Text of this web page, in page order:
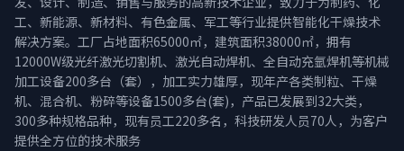
工、新能源、新材料、有色金属、军工等行业提供智能化干燥技术
解决方案。工厂占地面积65000㎡，建筑面积38000㎡，拥有
12000W级光纤激光切割机、激光自动焊机、全自动充氩焊机等机械
加工设备200多台（套），加工实力雄厚，现年产各类制粒、干燥
机、混合机、粉碎等设备1500多台(套)，产品已发展到32大类，
300多种规格品种，现有员工220多名，科技研发人员70人，为客户
提供全方位的技术服务